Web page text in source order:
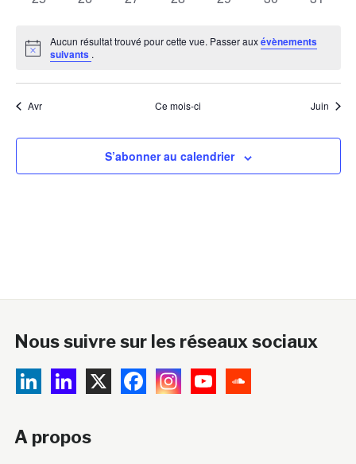
Notice
Aucun résultat trouvé pour cette vue. Passer auxévènements
suivants .
Avr Ce mois-ci Juin
S’abonner au calendrier
Nous suivre sur les réseaux sociaux
A propos